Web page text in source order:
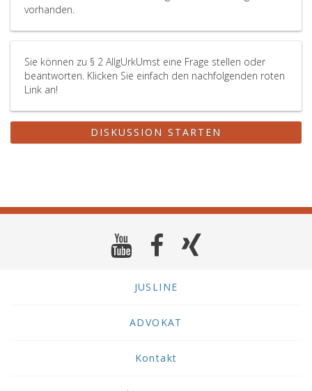
vorhanden.
Sie können zu § 2 AllgUrkUmst eine Frage stellen oder
beantworten. Klicken Sie einfach den nachfolgenden roten
Link an!
DISKUSSION STARTEN
JUSLINE
ADVOKAT
Kontakt